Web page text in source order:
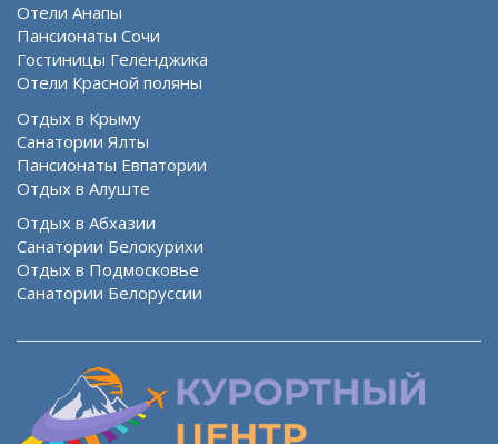
Отели Анапы
Пансионаты Сочи
Гостиницы Геленджика
Отели Красной поляны
Отдых в Крыму
Санатории Ялты
Пансионаты Евпатории
Отдых в Алуште
Отдых в Абхазии
Санатории Белокурихи
Отдых в Подмосковье
Санатории Белоруссии